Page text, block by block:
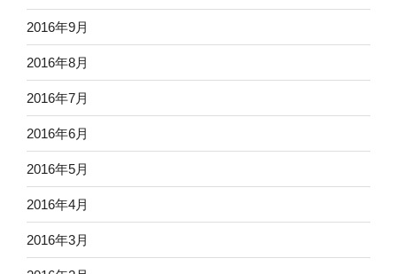
2016年9月
2016年8月
2016年7月
2016年6月
2016年5月
2016年4月
2016年3月